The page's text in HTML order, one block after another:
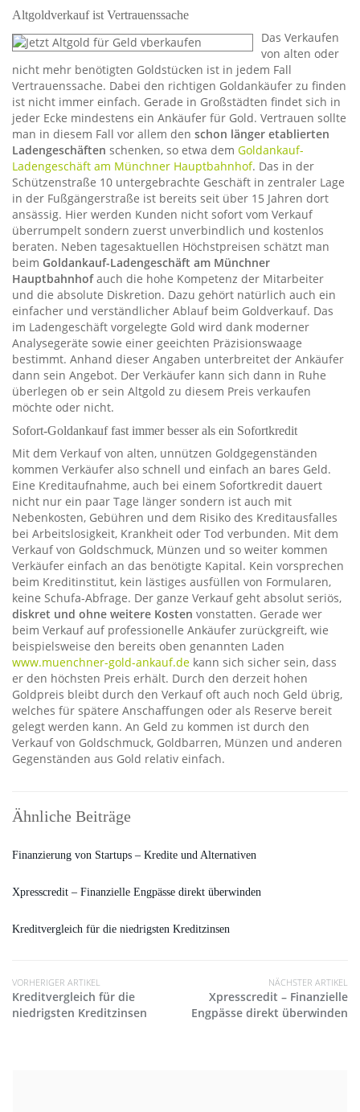
Altgoldverkauf ist Vertrauenssache
Das Verkaufen
von alten oder
nicht mehr benötigten Goldstücken ist in jedem Fall
Vertrauenssache. Dabei den richtigen Goldankäufer zu finden
ist nicht immer einfach. Gerade in Großstädten findet sich in
jeder Ecke mindestens ein Ankäufer für Gold. Vertrauen sollte
man in diesem Fall vor allem den schon länger etablierten
Ladengeschäften schenken, so etwa dem Goldankauf-
Ladengeschäft am Münchner Hauptbahnhof. Das in der
Schützenstraße 10 untergebrachte Geschäft in zentraler Lage
in der Fußgängerstraße ist bereits seit über 15 Jahren dort
ansässig. Hier werden Kunden nicht sofort vom Verkauf
überrumpelt sondern zuerst unverbindlich und kostenlos
beraten. Neben tagesaktuellen Höchstpreisen schätzt man
beim Goldankauf-Ladengeschäft am Münchner
Hauptbahnhofauch die hohe Kompetenz der Mitarbeiter
und die absolute Diskretion. Dazu gehört natürlich auch ein
einfacher und verständlicher Ablauf beim Goldverkauf. Das
im Ladengeschäft vorgelegte Gold wird dank moderner
Analysegeräte sowie einer geeichten Präzisionswaage
bestimmt. Anhand dieser Angaben unterbreitet der Ankäufer
dann sein Angebot. Der Verkäufer kann sich dann in Ruhe
überlegen ob er sein Altgold zu diesem Preis verkaufen
möchte oder nicht.
Sofort-Goldankauf fast immer besser als ein Sofortkredit
Mit dem Verkauf von alten, unnützen Goldgegenständen
kommen Verkäufer also schnell und einfach an bares Geld.
Eine Kreditaufnahme, auch bei einem Sofortkredit dauert
nicht nur ein paar Tage länger sondern ist auch mit
Nebenkosten, Gebühren und dem Risiko des Kreditausfalles
bei Arbeitslosigkeit, Krankheit oder Tod verbunden. Mit dem
Verkauf von Goldschmuck, Münzen und so weiter kommen
Verkäufer einfach an das benötigte Kapital. Kein vorsprechen
beim Kreditinstitut, kein lästiges ausfüllen von Formularen,
keine Schufa-Abfrage. Der ganze Verkauf geht absolut seriös,
diskret und ohne weitere Kosten vonstatten. Gerade wer
beim Verkauf auf professionelle Ankäufer zurückgreift, wie
beispielsweise den bereits oben genannten Laden
www.muenchner-gold-ankauf.de kann sich sicher sein, dass
er den höchsten Preis erhält. Durch den derzeit hohen
Goldpreis bleibt durch den Verkauf oft auch noch Geld übrig,
welches für spätere Anschaffungen oder als Reserve bereit
gelegt werden kann. An Geld zu kommen ist durch den
Verkauf von Goldschmuck, Goldbarren, Münzen und anderen
Gegenständen aus Gold relativ einfach.
Ähnliche Beiträge
Finanzierung von Startups – Kredite und Alternativen
Xpresscredit – Finanzielle Engpässe direkt überwinden
Kreditvergleich für die niedrigsten Kreditzinsen
VORHERIGER ARTIKEL
Kreditvergleich für die
niedrigsten Kreditzinsen
NÄCHSTER ARTIKEL
Xpresscredit – Finanzielle
Engpässe direkt überwinden